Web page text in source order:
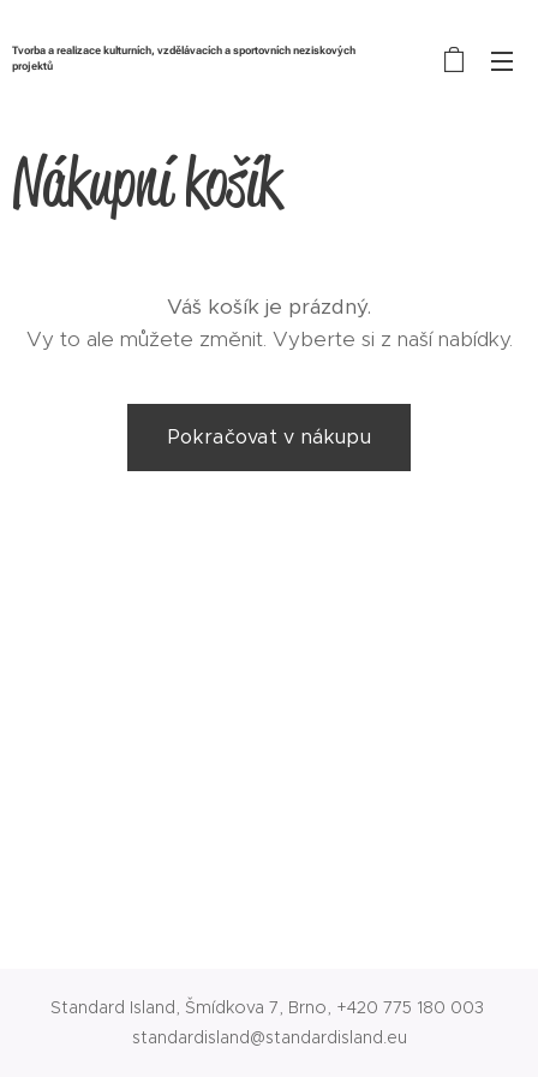
Tvorba a realizace kulturních, vzdělávacích a sportovních neziskových
projektů
Nákupní košík
Váš košík je prázdný.
Vy to ale můžete změnit. Vyberte si z naší nabídky.
Pokračovat v nákupu
Standard Island, Šmídkova 7, Brno, +420 775 180 003
standardisland@standardisland.eu